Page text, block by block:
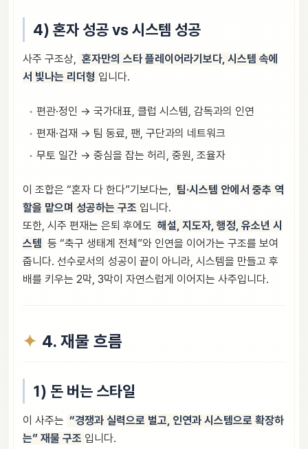
4) 혼자 성공 vs 시스템 성공
사주 구조상, 혼자만의 스타 플레이어라기보다, 시스템 속에
서 빛나는 리더형 입니다.
편관·정인 → 국가대표, 클럽 시스템, 감독과의 인연
편재·겁재 → 팀 동료, 팬, 구단과의 네트워크
무토 일간 → 중심을 잡는 허리, 중원, 조율자
이 조합은 “혼자 다 한다”기보다는, 팀·시스템 안에서 중추 역
할을 맡으며 성공하는 구조 입니다.
또한, 시주 편재는 은퇴 후에도 해설, 지도자, 행정, 유소년 시
스템 등 “축구 생태계 전체”와 인연을 이어가는 구조를 보여
줍니다. 선수로서의 성공이 끝이 아니라, 시스템을 만들고 후
배를 키우는 2막, 3막이 자연스럽게 이어지는 사주입니다.
4. 재물 흐름
1) 돈 버는 스타일
이 사주는 “경쟁과 실력으로 벌고, 인연과 시스템으로 확장하
는” 재물 구조 입니다.